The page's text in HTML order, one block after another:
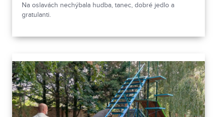
Na oslavách nechýbala hudba, tanec, dobré jedlo a
gratulanti.